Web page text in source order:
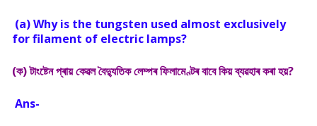
(a) Why is the tungsten used almost exclusively
for filament of electric lamps?
(ক) টাংষ্টেন প্ৰায় কেৱল বৈদ্যুতিক লেম্পৰ ফিলামেণ্টৰ বাবে কিয় ব্যৱহাৰ কৰা হয়?
Ans-